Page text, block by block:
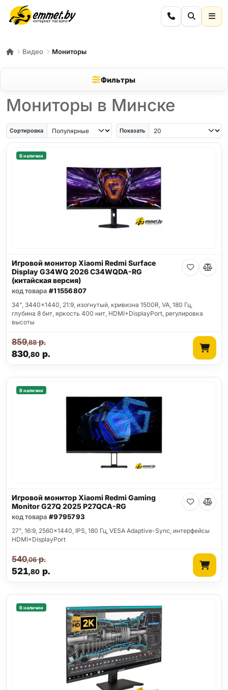
Видео Мониторы
Фильтры
Мониторы в Минске
Сортировка Показать
В наличии
Игровой монитор Xiaomi Redmi Surface
Display G34WQ 2026 C34WQDA-RG
(китайская версия)
код товара #11556807
34", 3440x1440, 21:9, изогнутый, кривизна 1500R, VA, 180 Гц,
глубина 8 бит, яркость 400 нит, HDMI+DisplayPort, регулировка
высоты
830,80р.
859,88р.
В наличии
Игровой монитор Xiaomi Redmi Gaming
Monitor G27Q 2025 P27QCA-RG
код товара #9795793
27", 16:9, 2560x1440, IPS, 180 Гц, VESA Adaptive-Sync, интерфейсы
HDMI+DisplayPort
521,80р.
540,06р.
В наличии